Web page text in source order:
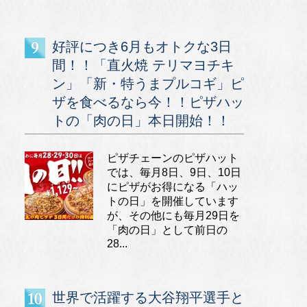
好評につき6月もオトクな3日
間！！「直火焼 テリマヨチキ
ン」「新・特うまプルコギ」ピ
ザを食べるなら今！！ピザハッ
トの「肉の日」本日開始！！
ピザチェーンのピザハット
では、毎月8日、9日、10日
にピザがお得になる「ハッ
トの日」を開催しています
が、その他にも毎月29日を
「肉の日」として前日の
28...
世界で活躍する大谷翔平選手と